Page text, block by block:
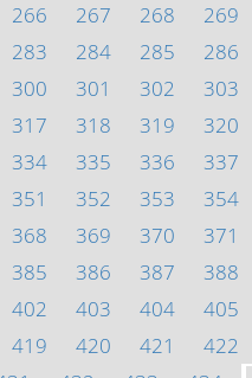
266 267 268 269
283 284 285 286
300 301 302 303
317 318 319 320
334 335 336 337
351 352 353 354
368 369 370 371
385 386 387 388
402 403 404 405
419 420 421 422